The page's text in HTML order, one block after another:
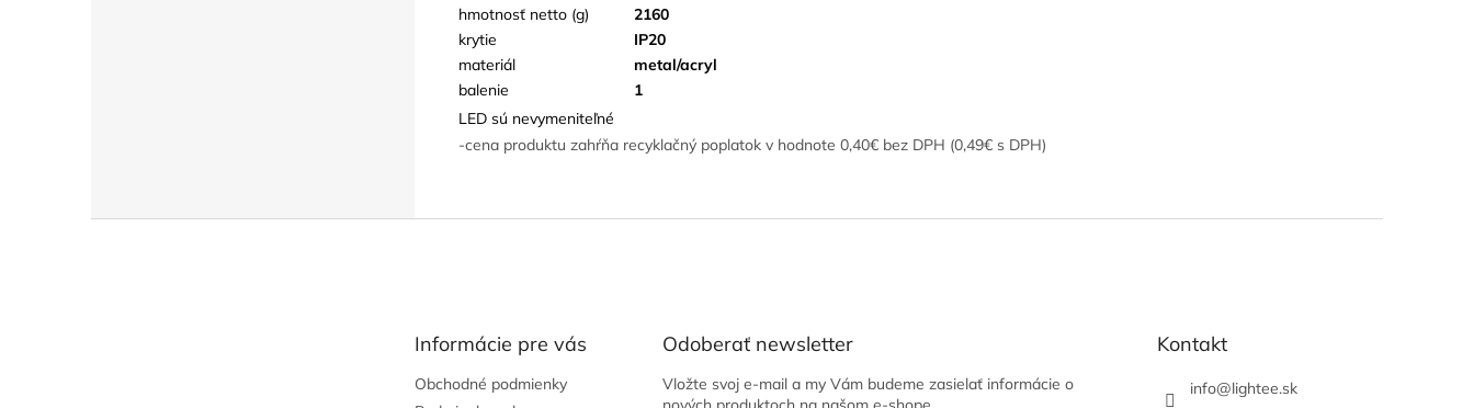
hmotnosť netto (g)
2160
krytie
IP20
materiál
metal/acryl
balenie
1
LED sú nevymeniteľné
-cena produktu zahŕňa recyklačný poplatok v hodnote 0,40€ bez DPH (0,49€ s DPH)
Informácie pre vás
Obchodné podmienky
Odoberať newsletter
Vložte svoj e-mail a my Vám budeme zasielať informácie o
Kontakt
info@lightee.sk